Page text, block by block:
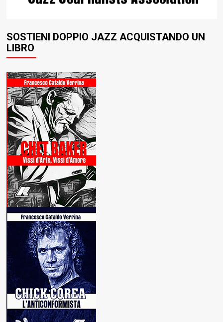
SOSTIENI DOPPIO JAZZ ACQUISTANDO UN
LIBRO